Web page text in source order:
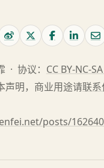
· 协议： CC BY-NC-
声明，商业用途请联系
posts/